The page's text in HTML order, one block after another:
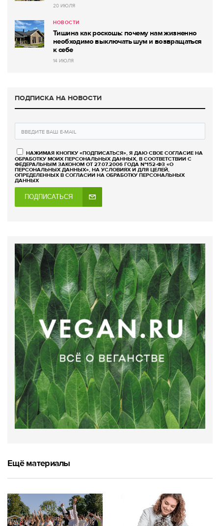
20 ИЮЛЯ
НОВОСТИ
Тишина как роскошь: почему нам жизненно
необходимо выключать шум и возвращаться
к себе
14 ИЮЛЯ
ПОДПИСКА НА НОВОСТИ
НАЖИМАЯ КНОПКУ «ПОДПИСАТЬСЯ», Я ДАЮ СВОЕ СОГЛАСИЕ НА
ОБРАБОТКУ МОИХ ПЕРСОНАЛЬНЫХ ДАННЫХ, В СООТВЕТСТВИИ С
ФЕДЕРАЛЬНЫМ ЗАКОНОМ ОТ 27.07.2006 ГОДА №152-ФЗ «О
ПЕРСОНАЛЬНЫХ ДАННЫХ», НА УСЛОВИЯХ И ДЛЯ ЦЕЛЕЙ,
ОПРЕДЕЛЕННЫХ В СОГЛАСИИ НА ОБРАБОТКУ ПЕРСОНАЛЬНЫХ
ДАННЫХ
ПОДПИСАТЬСЯ
Ещё материалы